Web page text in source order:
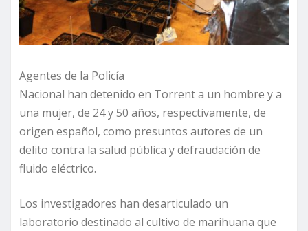
Agentes de la Policía
Nacional han detenido en Torrent a un hombre y a
una mujer, de 24 y 50 años, respectivamente, de
origen español, como presuntos autores de un
delito contra la salud pública y defraudación de
fluido eléctrico.
Los investigadores han desarticulado un
laboratorio destinado al cultivo de marihuana que